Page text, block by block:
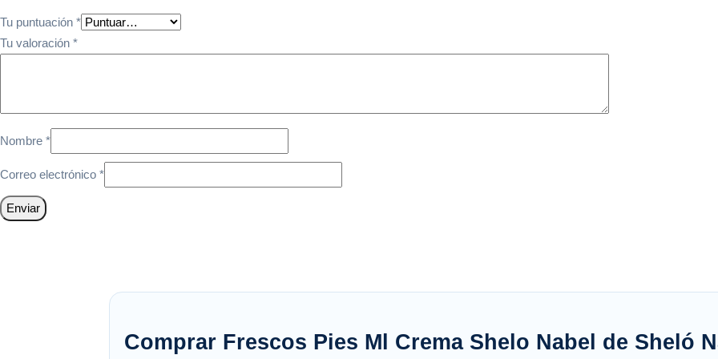
Tu puntuación *
Tu valoración *
Nombre *
Correo electrónico *
Comprar Frescos Pies Ml Crema Shelo Nabel de Sheló